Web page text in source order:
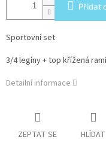
Přidat
Sportovní set
3/4 legíny + top křížená
Detailní informace
ZEPTAT SE HLÍDAT